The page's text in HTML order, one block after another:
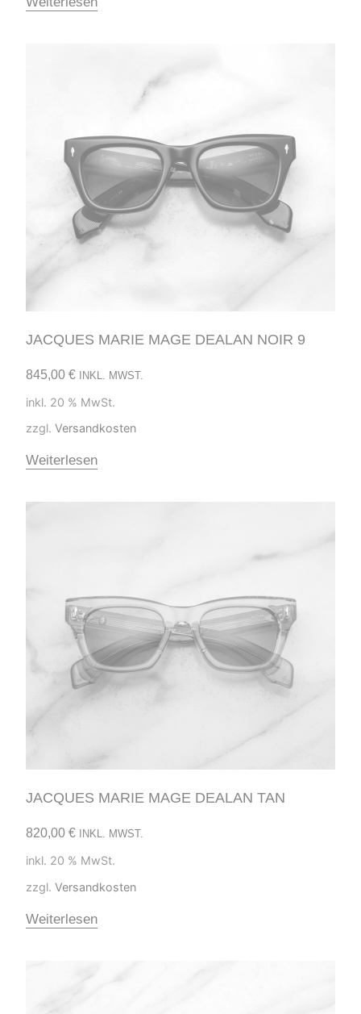
JACQUES MARIE MAGE DEALAN NOIR 9
845,00 € INKL. MWST.
inkl. 20 % MwSt.
zzgl. Versandkosten
Weiterlesen
JACQUES MARIE MAGE DEALAN TAN
820,00 € INKL. MWST.
inkl. 20 % MwSt.
zzgl. Versandkosten
Weiterlesen